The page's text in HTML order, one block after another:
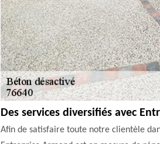
Des services diversifiés avec
Afin de satisfaire toute notre clientèle